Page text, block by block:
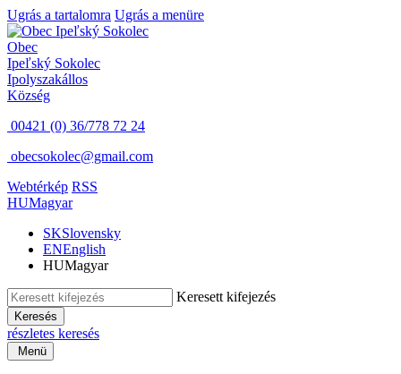
Ugrás a tartalomra Ugrás a menüre
Obec
Ipeľský Sokolec
Ipolyszakállos
Község
00421 (0) 36/778 72 24
obecsokolec@gmail.com
Webtérkép RSS
HUMagyar
SKSlovensky
ENEnglish
HUMagyar
Keresett kifejezés
Keresés
részletes keresés
Menü